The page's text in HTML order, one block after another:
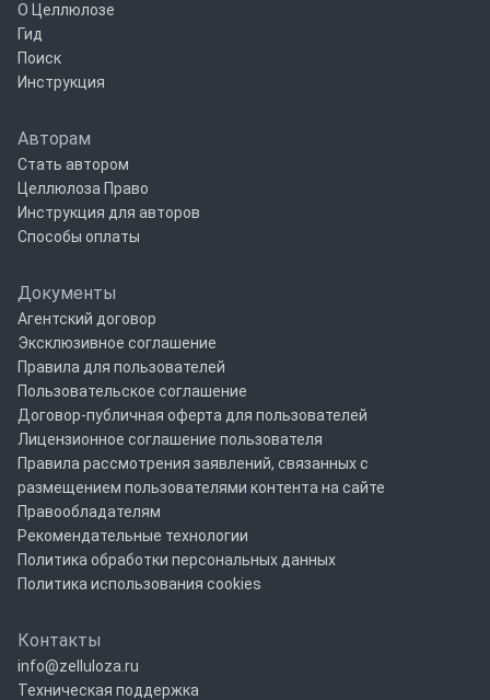
О Целлюлозе
Гид
Поиск
Инструкция
Авторам
Стать автором
Целлюлоза Право
Инструкция для авторов
Способы оплаты
Документы
Агентский договор
Эксклюзивное соглашение
Правила для пользователей
Пользовательское соглашение
Договор-публичная оферта для пользователей
Лицензионное соглашение пользователя
Правила рассмотрения заявлений, связанных с
размещением пользователями контента на сайте
Правообладателям
Рекомендательные технологии
Политика обработки персональных данных
Политика использования cookies
Контакты
info@zelluloza.ru
Техническая поддержка